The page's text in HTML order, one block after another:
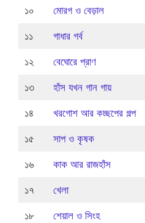
১০ মোরগ ও বেড়াল
১১ গাধার গর্ব
১২ বেঘোরে প্রাণ
১৩ হাঁস যখন গান গায়
১৪ খরগোশ আর কচ্ছপের গল্প
১৫ সাপ ও কৃষক
১৬ কাক আর রাজহাঁস
১৭ খেলা
১৮ শেয়াল ও সিংহ